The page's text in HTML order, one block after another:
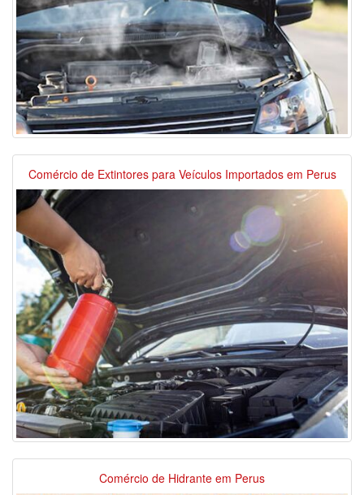
Comércio de Extintores para Veículos Importados em Perus
Comércio de Hidrante em Perus